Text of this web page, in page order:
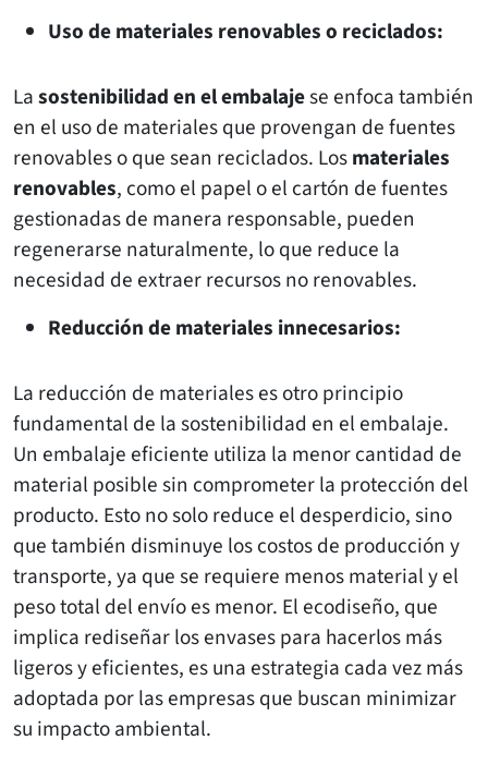
Uso de materiales renovables o reciclados:
Lasostenibilidad en el embalajese enfoca también
en el uso de materiales que provengan de fuentes
renovables o que sean reciclados. Losmateriales
renovables, como el papel o el cartón de fuentes
gestionadas de manera responsable, pueden
regenerarse naturalmente, lo que reduce la
necesidad de extraer recursos no renovables.
Reducción de materiales innecesarios:
La reducción de materiales es otro principio
fundamental de la sostenibilidad en el embalaje.
Un embalaje eficiente utiliza la menor cantidad de
material posible sin comprometer la protección del
producto. Esto no solo reduce el desperdicio, sino
que también disminuye los costos de producción y
transporte, ya que se requiere menos material y el
peso total del envío es menor. El ecodiseño, que
implica rediseñar los envases para hacerlos más
ligeros y eficientes, es una estrategia cada vez más
adoptada por las empresas que buscan minimizar
su impacto ambiental.